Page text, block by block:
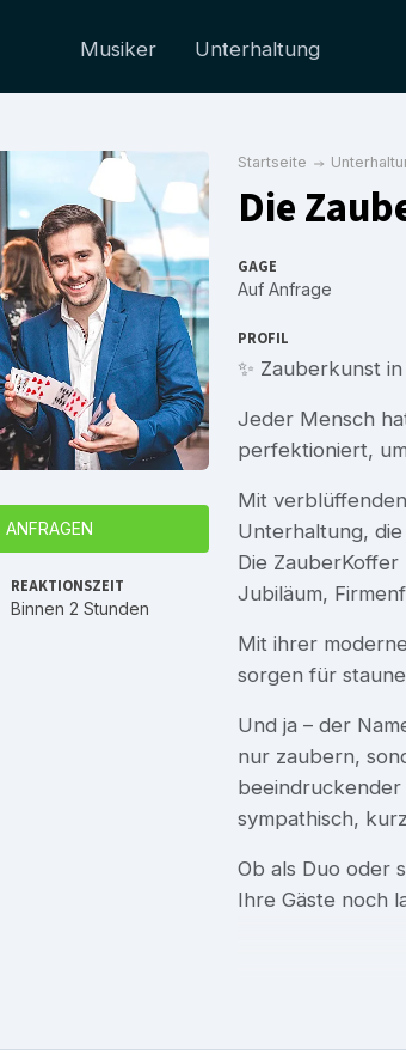
Musiker Unterhaltung
REAKTIONSZEIT
Binnen 2 Stunden
Startseite
Die
GAGE
Auf Anfrage
PROFIL
✨ Zauberkunst
Jeder Mensch
perfektioniert,
Mit
Unterhaltung,
Die
Jubiläum,
Mit ihrer
sorgen für
Und ja – der
nur zaubern,
sympathisch,
Ob als Duo oder
Ihre Gäste noch